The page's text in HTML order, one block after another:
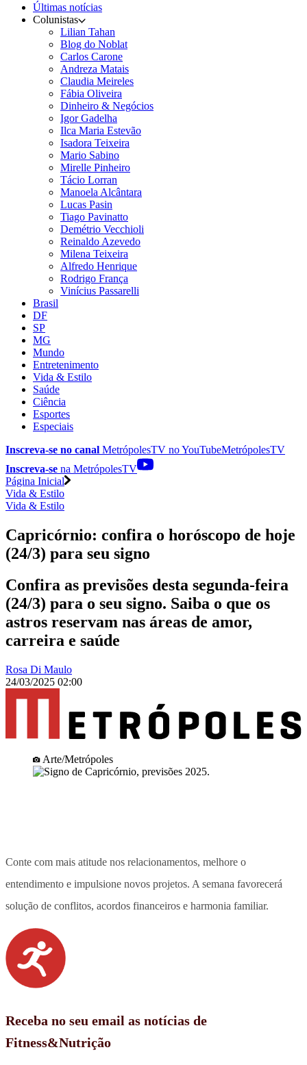
Últimas notícias
Colunistas
Lilian Tahan
Blog do Noblat
Carlos Carone
Andreza Matais
Claudia Meireles
Fábia Oliveira
Dinheiro & Negócios
Igor Gadelha
Ilca Maria Estevão
Isadora Teixeira
Mario Sabino
Mirelle Pinheiro
Tácio Lorran
Manoela Alcântara
Lucas Pasin
Tiago Pavinatto
Demétrio Vecchioli
Reinaldo Azevedo
Milena Teixeira
Alfredo Henrique
Rodrigo França
Vinícius Passarelli
Brasil
DF
SP
MG
Mundo
Entretenimento
Vida & Estilo
Saúde
Ciência
Esportes
Especiais
Inscreva-se no canal MetrópolesTV noYouTubeMetrópolesTV
Inscreva-se na MetrópolesTV
Página Inicial
Vida & Estilo
Vida & Estilo
Capricórnio: confira o horóscopo de hoje
(24/3) para seu signo
Confira as previsões desta segunda-feira
(24/3) para o seu signo. Saiba o que os
astros reservam nas áreas de amor,
carreira e saúde
Rosa Di Maulo
24/03/2025 02:00
Arte/Metrópoles
Conte com mais atitude nos relacionamentos, melhore o
entendimento e impulsione novos projetos. A semana favorecerá
solução de conflitos, acordos financeiros e harmonia familiar.
Receba no seu email as notícias de
Fitness&Nutrição